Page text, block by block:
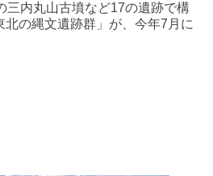
三内丸山古墳など17の遺跡で構
北の縄文遺跡群」が、今年7月に